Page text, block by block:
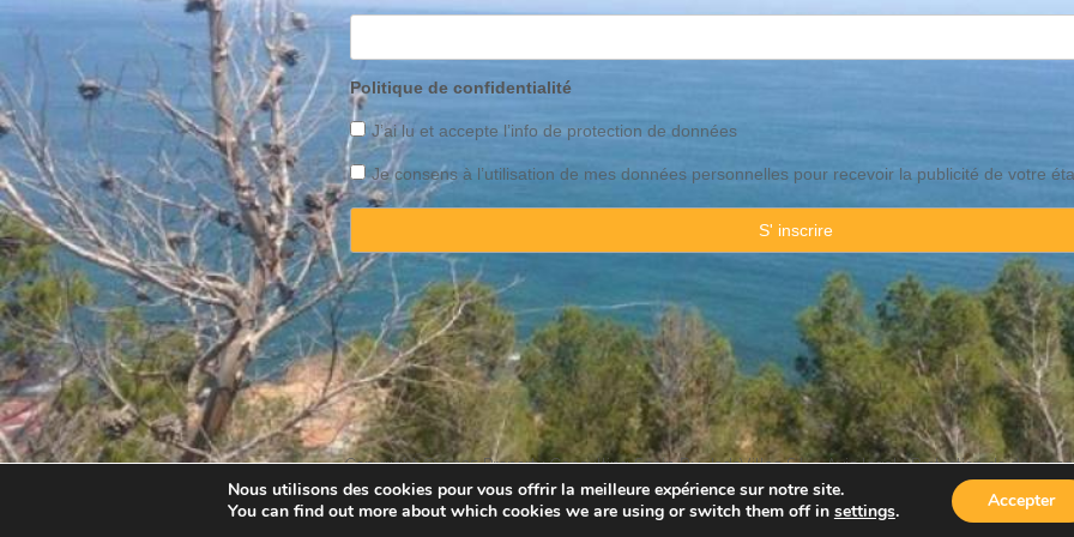
Politique de confidentialité
J’ai lu et accepte l’info de protection de données
Je consens à l’utilisation de mes données personnelles pour recevoir la publicité de votre
Copyright © 2025 Property Consulting Spain By JadeVillas S.L. ·Avis legal·Protection de données
Nous utilisons des cookies pour vous offrir la meilleure expérience sur notre site.
You can find out more about which cookies we are using or switch them off in settings. Accepter